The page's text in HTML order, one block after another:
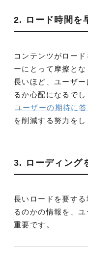
2. ロード時間を
コンテンツがロー
ーにとって摩擦と
長いほど、ユーザ
るか心配になるで
ユーザーの期待に
を削減する努力をし
3. ローディング
長いロードを要す
るのかの情報を、
重要です。